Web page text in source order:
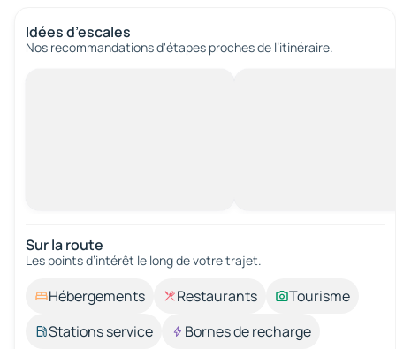
Idées d’escales
Nos recommandations d'étapes proches de l’itinéraire.
Sur la route
Les points d’intérêt le long de votre trajet.
Hébergements Restaurants
Tourisme
Stations service
Bornes de recharge